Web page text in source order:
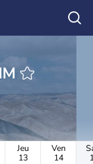
Jeu
13
Ven
14